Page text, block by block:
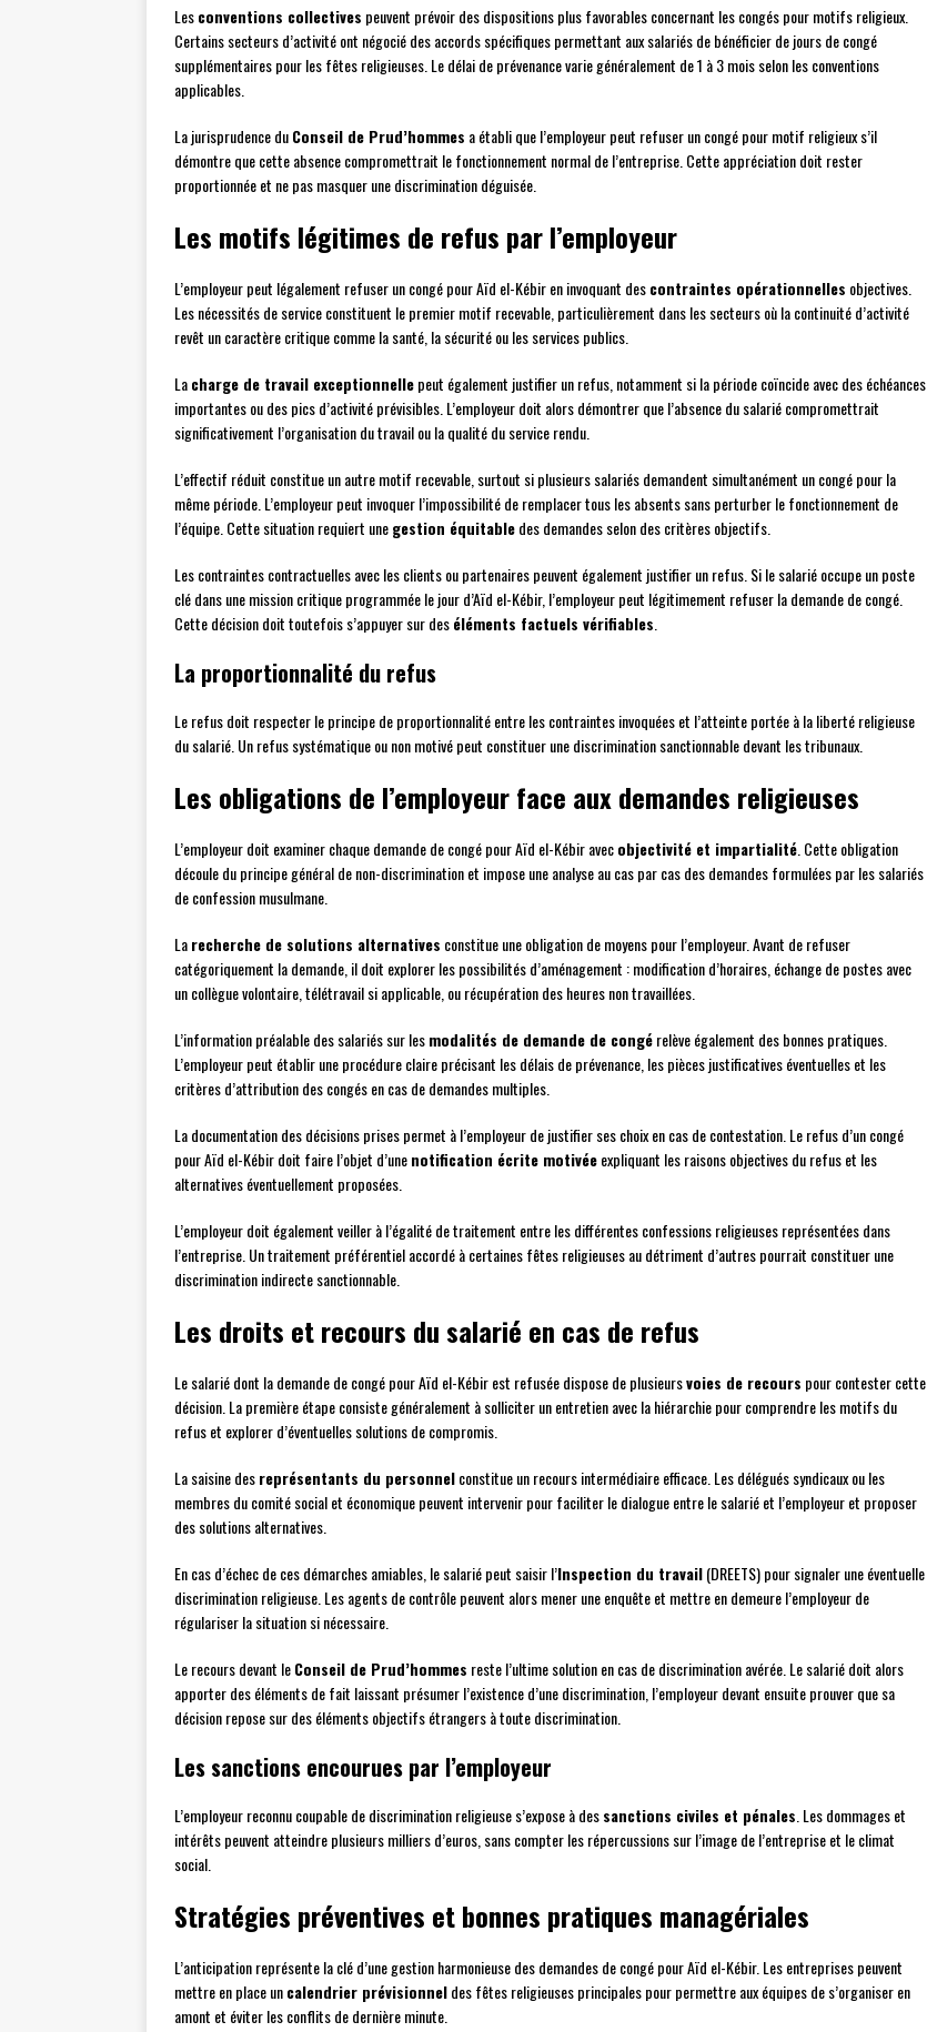
Lesconventions collectives peuvent prévoir des dispositions plus favorables concernant les congés pour motifs religieux.
Certains secteurs d’activité ont négocié des accords spécifiques permettant aux salariés de bénéficier de jours de congé
supplémentaires pour les fêtes religieuses. Le délai de prévenance varie généralement de 1 à 3 mois selon les conventions
applicables.
La jurisprudence duConseil de Prud’hommes a établi que l’employeur peut refuser un congé pour motif religieux s’il
démontre que cette absence compromettrait le fonctionnement normal de l’entreprise. Cette appréciation doit rester
proportionnée et ne pas masquer une discrimination déguisée.
Les motifs légitimes de refus par l’employeur
L’employeur peut légalement refuser un congé pour Aïd el-Kébir en invoquant descontraintes opérationnelles objectives.
Les nécessités de service constituent le premier motif recevable, particulièrement dans les secteurs où la continuité d’activité
revêt un caractère critique comme la santé, la sécurité ou les services publics.
Lacharge de travail exceptionnellepeut également justifier un refus, notamment si la période coïncide avec des échéances
importantes ou des pics d’activité prévisibles. L’employeur doit alors démontrer que l’absence du salarié compromettrait
significativement l’organisation du travail ou la qualité du service rendu.
L’effectif réduit constitue un autre motif recevable, surtout si plusieurs salariés demandent simultanément un congé pour la
même période. L’employeur peut invoquer l’impossibilité de remplacer tous les absents sans perturber le fonctionnement de
l’équipe. Cette situation requiert unegestion équitabledes demandes selon des critères objectifs.
Les contraintes contractuelles avec les clients ou partenaires peuvent également justifier un refus. Si le salarié occupe un poste
clé dans une mission critique programmée le jour d’Aïd el-Kébir, l’employeur peut légitimement refuser la demande de congé.
Cette décision doit toutefois s’appuyer sur deséléments factuels vérifiables
La proportionnalité du refus
Le refus doit respecter le principe de proportionnalité entre les contraintes invoquées et l’atteinte portée à la liberté religieuse
du salarié. Un refus systématique ou non motivé peut constituer une discrimination sanctionnable devant les tribunaux.
Les obligations de l’employeur face aux demandes religieuses
L’employeur doit examiner chaque demande de congé pour Aïd el-Kébir avecobjectivité et impartialité . Cette obligation
découle du principe général de non-discrimination et impose une analyse au cas par cas des demandes formulées par les salariés
de confession musulmane.
Larecherche de solutions alternatives constitue une obligation de moyens pour l’employeur. Avant de refuser
catégoriquement la demande, il doit explorer les possibilités d’aménagement : modification d’horaires, échange de postes avec
un collègue volontaire, télétravail si applicable, ou récupération des heures non travaillées.
L’information préalable des salariés sur lesmodalités de demande de congérelève également des bonnes pratiques.
L’employeur peut établir une procédure claire précisant les délais de prévenance, les pièces justificatives éventuelles et les
critères d’attribution des congés en cas de demandes multiples.
La documentation des décisions prises permet à l’employeur de justifier ses choix en cas de contestation. Le refus d’un congé
pour Aïd el-Kébir doit faire l’objet d’unenotification écrite motivéeexpliquant les raisons objectives du refus et les
alternatives éventuellement proposées.
L’employeur doit également veiller à l’égalité de traitement entre les différentes confessions religieuses représentées dans
l’entreprise. Un traitement préférentiel accordé à certaines fêtes religieuses au détriment d’autres pourrait constituer une
discrimination indirecte sanctionnable.
Les droits et recours du salarié en cas de refus
Le salarié dont la demande de congé pour Aïd el-Kébir est refusée dispose de plusieursvoies de recours pour contester cette
décision. La première étape consiste généralement à solliciter un entretien avec la hiérarchie pour comprendre les motifs du
refus et explorer d’éventuelles solutions de compromis.
La saisine desreprésentants du personnelconstitue un recours intermédiaire efficace. Les délégués syndicaux ou les
membres du comité social et économique peuvent intervenir pour faciliter le dialogue entre le salarié et l’employeur et proposer
des solutions alternatives.
En cas d’échec de ces démarches amiables, le salarié peut saisir l’Inspection du travail(DREETS) pour signaler une éventuelle
discrimination religieuse. Les agents de contrôle peuvent alors mener une enquête et mettre en demeure l’employeur de
régulariser la situation si nécessaire.
Le recours devant leConseil de Prud’hommes reste l’ultime solution en cas de discrimination avérée. Le salarié doit alors
apporter des éléments de fait laissant présumer l’existence d’une discrimination, l’employeur devant ensuite prouver que sa
décision repose sur des éléments objectifs étrangers à toute discrimination.
Les sanctions encourues par l’employeur
L’employeur reconnu coupable de discrimination religieuse s’expose à dessanctions civiles et pénales . Les dommages et
intérêts peuvent atteindre plusieurs milliers d’euros, sans compter les répercussions sur l’image de l’entreprise et le climat
social.
Stratégies préventives et bonnes pratiques managériales
L’anticipation représente la clé d’une gestion harmonieuse des demandes de congé pour Aïd el-Kébir. Les entreprises peuvent
mettre en place uncalendrier prévisionneldes fêtes religieuses principales pour permettre aux équipes de s’organiser en
amont et éviter les conflits de dernière minute.